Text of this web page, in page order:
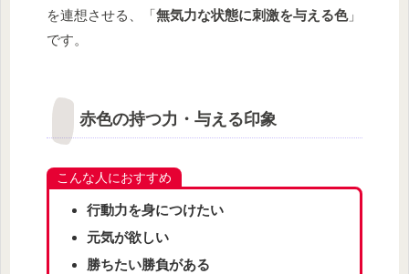
を連想させる、「無気力な状態に刺激を与える色」
です。
赤色の持つ力・与える印象
こんな人におすすめ
行動力を身につけたい
元気が欲しい
勝ちたい勝負がある